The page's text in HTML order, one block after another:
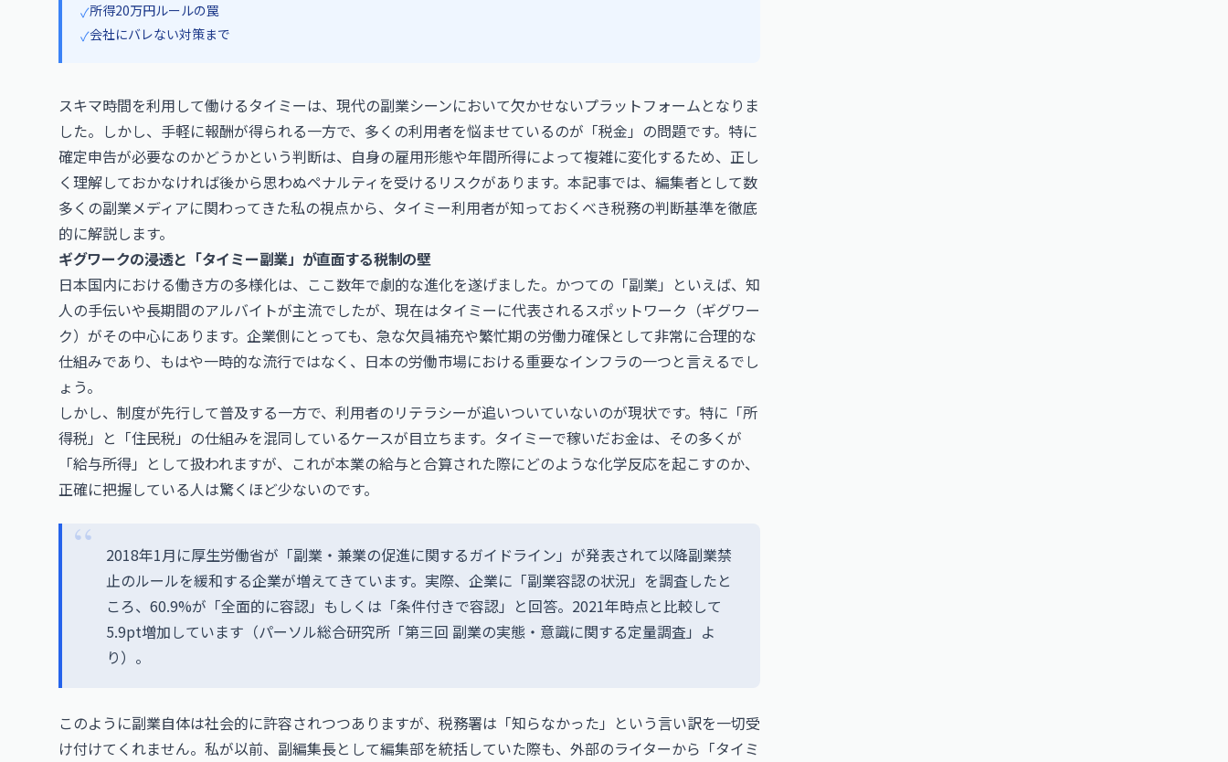
✓所得20万円ルールの罠
✓会社にバレない対策まで
スキマ時間を利用して働けるタイミーは、現代の副業シーンにおいて欠かせないプラットフォームとなりま
した。しかし、手軽に報酬が得られる一方で、多くの利用者を悩ませているのが「税金」の問題です。特に
確定申告が必要なのかどうかという判断は、自身の雇用形態や年間所得によって複雑に変化するため、正し
く理解しておかなければ後から思わぬペナルティを受けるリスクがあります。本記事では、編集者として数
多くの副業メディアに関わってきた私の視点から、タイミー利用者が知っておくべき税務の判断基準を徹底
的に解説します。
ギグワークの浸透と「タイミー副業」が直面する税制の壁
日本国内における働き方の多様化は、ここ数年で劇的な進化を遂げました。かつての「副業」といえば、知
人の手伝いや長期間のアルバイトが主流でしたが、現在はタイミーに代表されるスポットワーク（ギグワー
ク）がその中心にあります。企業側にとっても、急な欠員補充や繁忙期の労働力確保として非常に合理的な
仕組みであり、もはや一時的な流行ではなく、日本の労働市場における重要なインフラの一つと言えるでし
ょう。
しかし、制度が先行して普及する一方で、利用者のリテラシーが追いついていないのが現状です。特に「所
得税」と「住民税」の仕組みを混同しているケースが目立ちます。タイミーで稼いだお金は、その多くが
「給与所得」として扱われますが、これが本業の給与と合算された際にどのような化学反応を起こすのか、
正確に把握している人は驚くほど少ないのです。
2018年1月に厚生労働省が「副業・兼業の促進に関するガイドライン」が発表されて以降副業禁
止のルールを緩和する企業が増えてきています。実際、企業に「副業容認の状況」を調査したと
ころ、60.9%が「全面的に容認」もしくは「条件付きで容認」と回答。2021年時点と比較して
5.9pt増加しています（パーソル総合研究所「第三回 副業の実態・意識に関する定量調査」よ
り）。
このように副業自体は社会的に許容されつつありますが、税務署は「知らなかった」という言い訳を一切受
け付けてくれません。私が以前、副編集長として編集部を統括していた際も、外部のライターから「タイミ